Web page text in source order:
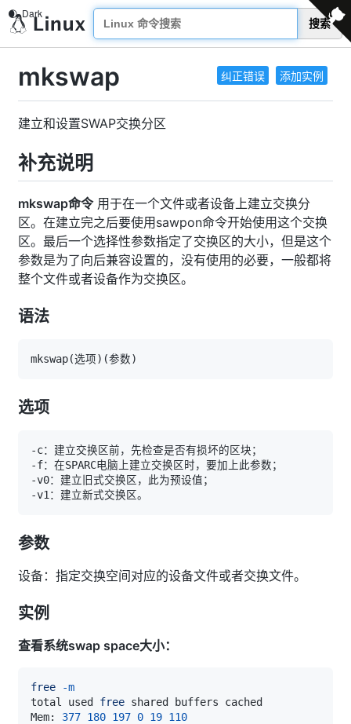
搜索
纠正错误 添加实例
mkswap
建立和设置SWAP交换分区
补充说明
mkswap命令用于在一个文件或者设备上建立交换分
区。在建立完之后要使用sawpon命令开始使用这个交换
区。最后一个选择性参数指定了交换区的大小，但是这个
参数是为了向后兼容设置的，没有使用的必要，一般都将
整个文件或者设备作为交换区。
语法
mkswap(选项) (参数)
选项
参数
设备：指定交换空间对应的设备文件或者交换文件。
实例
查看系统swap space大小：
free
-m
total used free
Mem: 377 180 197 0 19 110